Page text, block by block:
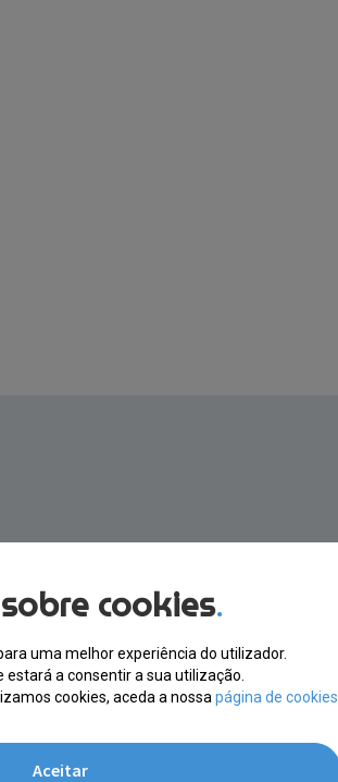
cookies.
uma melhor experiência do utilizador.
estará a consentir a sua utilização.
cookies, aceda a nossa página de cookies
Aceitar